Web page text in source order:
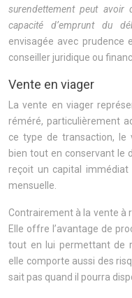
surendettement peut
capacité d’emprunt du
envisagée avec prudence
conseiller juridique ou
Vente en viager
La vente en viager
réméré, particulièrement
ce type de transaction, le
bien tout en conservant le
reçoit un capital
mensuelle.
Contrairement à la vente à
Elle offre l’avantage de
tout en lui permettant de
elle comporte aussi des
sait pas quand il pourra